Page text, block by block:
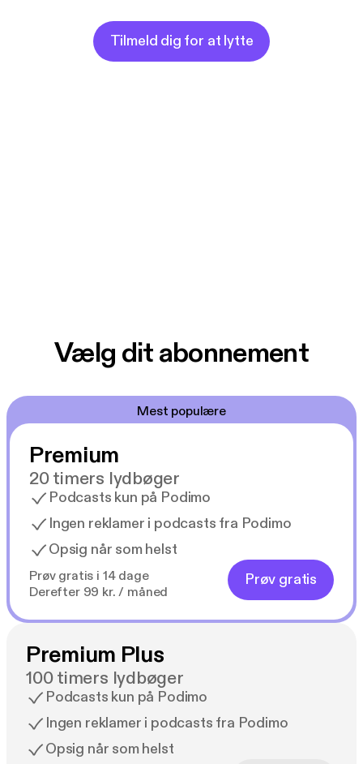
Tilmeld dig for at lytte
Vælg dit abonnement
Mest populære
Premium
20 timers lydbøger
Podcasts kun på Podimo
Ingen reklamer i podcasts fra Podimo
Opsig når som helst
Prøv gratis i 14 dage
Derefter 99 kr. / måned
Prøv gratis
Premium Plus
100 timers lydbøger
Podcasts kun på Podimo
Ingen reklamer i podcasts fra Podimo
Opsig når som helst